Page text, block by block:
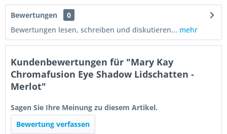
Bewertungen
0
Bewertungen lesen, schreiben und diskutieren... mehr
Kundenbewertungen für "Mary Kay
Chromafusion Eye Shadow Lidschatten -
Merlot"
Sagen Sie Ihre Meinung zu diesem Artikel.
Bewertung verfassen